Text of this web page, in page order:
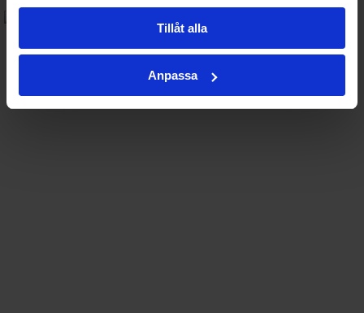
Tillåt alla
Anpassa